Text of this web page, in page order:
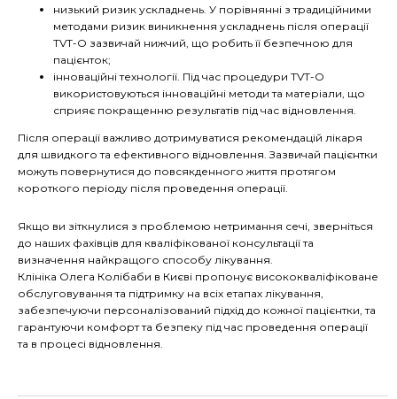
низький ризик ускладнень. У порівнянні з традиційними
методами ризик виникнення ускладнень після операції
TVT-O зазвичай нижчий, що робить її безпечною для
пацієнток;
інноваційні технології. Під час процедури TVT-O
використовуються інноваційні методи та матеріали, що
сприяє покращенню результатів під час відновлення.
Після операції важливо дотримуватися рекомендацій лікаря
для швидкого та ефективного відновлення. Зазвичай пацієнтки
можуть повернутися до повсякденного життя протягом
короткого періоду після проведення операції.
Якщо ви зіткнулися з проблемою нетримання сечі, зверніться
до наших фахівців для кваліфікованої консультації та
визначення найкращого способу лікування.
Клініка Олега Колібаби в Києві пропонує висококваліфіковане
обслуговування та підтримку на всіх етапах лікування,
забезпечуючи персоналізований підхід до кожної пацієнтки, та
гарантуючи комфорт та безпеку під час проведення операції
та в процесі відновлення.